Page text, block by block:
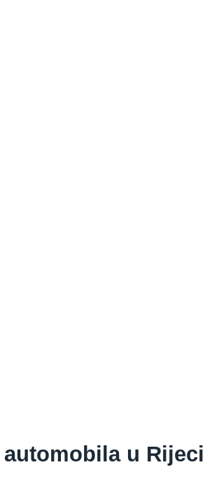
u Rijeci